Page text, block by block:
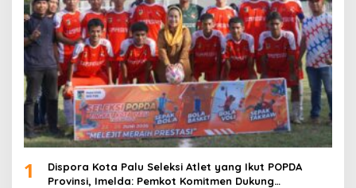
1
Dispora Kota Palu Seleksi Atlet yang Ikut POPDA
Provinsi, Imelda: Pemkot Komitmen Dukung